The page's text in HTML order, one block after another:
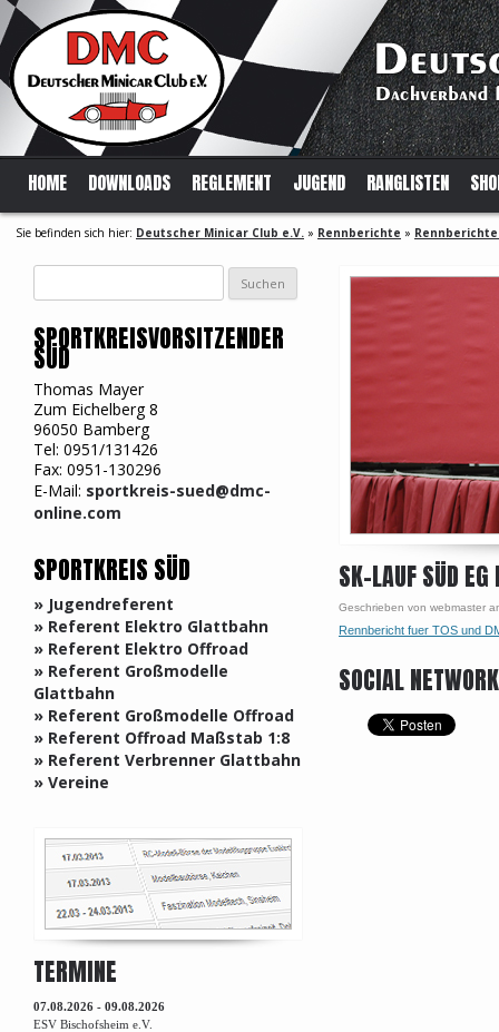
HOME DOWNLOADS REGLEMENT JUGEND RANGLISTEN
Sie befinden sich hier: Deutscher Minicar Club e.V. » Rennberichte » Rennberichte
SK-LAUF SÜD
Geschrieben von webmaster
Rennbericht fuer TOS und
SOCIAL
nach:
SPORTKREISVORSITZENDER
SÜD
Thomas Mayer
Zum Eichelberg 8
96050 Bamberg
Tel: 0951/131426
Fax: 0951-130296
E-Mail: sportkreis-sued@dmc-
online.com
SPORTKREIS SÜD
» Jugendreferent
» Referent Elektro Glattbahn
» Referent Elektro Offroad
» Referent Großmodelle
Glattbahn
» Referent Großmodelle Offroad
» Referent Offroad Maßstab 1:8
» Referent Verbrenner Glattbahn
» Vereine
TERMINE
07.08.2026 - 09.08.2026
ESV Bischofsheim e.V.